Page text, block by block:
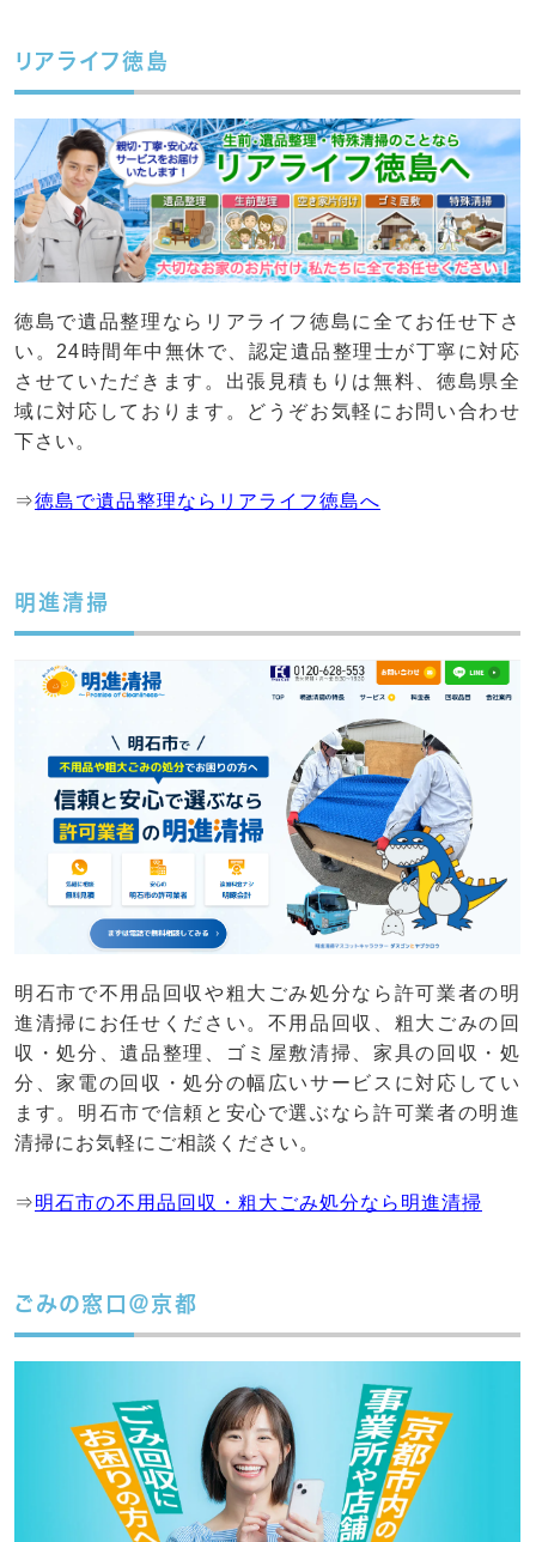
リアライフ徳島
徳島で遺品整理ならリアライフ徳島に全てお任せ下さ
い。24時間年中無休で、認定遺品整理士が丁寧に対応
させていただきます。出張見積もりは無料、徳島県全
域に対応しております。どうぞお気軽にお問い合わせ
下さい。
⇒徳島で遺品整理ならリアライフ徳島へ
明進清掃
明石市で不用品回収や粗大ごみ処分なら許可業者の明
進清掃にお任せください。不用品回収、粗大ごみの回
収・処分、遺品整理、ゴミ屋敷清掃、家具の回収・処
分、家電の回収・処分の幅広いサービスに対応してい
ます。明石市で信頼と安心で選ぶなら許可業者の明進
清掃にお気軽にご相談ください。
⇒明石市の不用品回収・粗大ごみ処分なら明進清掃
ごみの窓口＠京都